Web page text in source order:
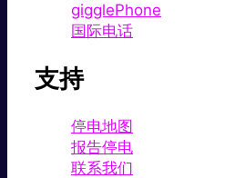
gigglePhone
国际电话
支持
停电地图
报告停电
联系我们